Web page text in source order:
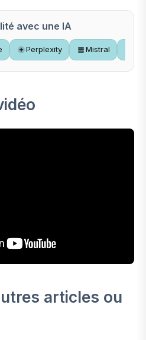
avec une IA
Perplexity Mistral
articles ou